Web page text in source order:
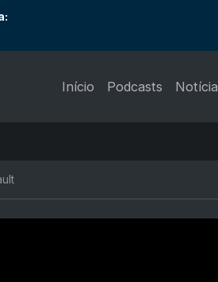
Início Podcasts